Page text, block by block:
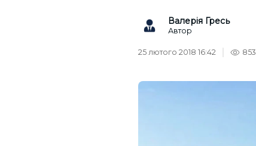
Валерія Гресь
Автор
25 лютого 2018 16:42 853